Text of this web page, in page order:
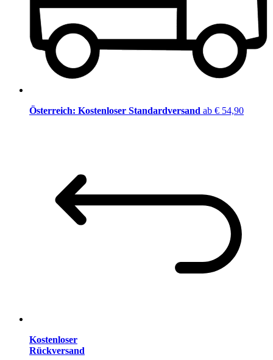
Österreich: Kostenloser Standardversand ab € 54,90
Kostenloser
Rückversand